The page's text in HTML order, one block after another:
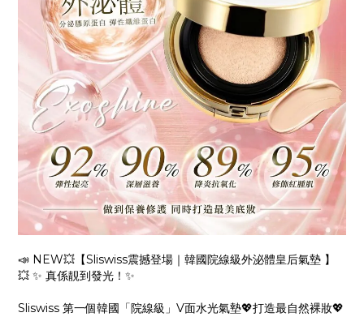
📣 NEW💥【Sliswiss震撼登場｜韓國院線級外泌體皇后氣墊 】
💥 ✨ 真係靚到發光！✨
Sliswiss 第一個韓國「院線級」V面水光氣墊💖打造最自然裸妝💖